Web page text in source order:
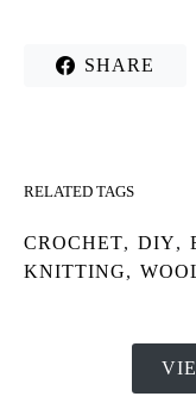
SHARE
RELATED TAGS
CROCHET, DIY,
KNITTING,